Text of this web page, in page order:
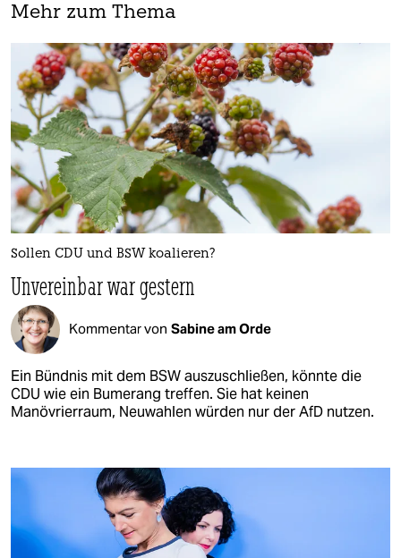
Mehr zum Thema
Sollen CDU und BSW koalieren?
Unvereinbar war gestern
Kommentar von Sabine am Orde
Ein Bündnis mit dem BSW auszuschließen, könnte die
CDU wie ein Bumerang treffen. Sie hat keinen
Manövrierraum, Neuwahlen würden nur der AfD nutzen.